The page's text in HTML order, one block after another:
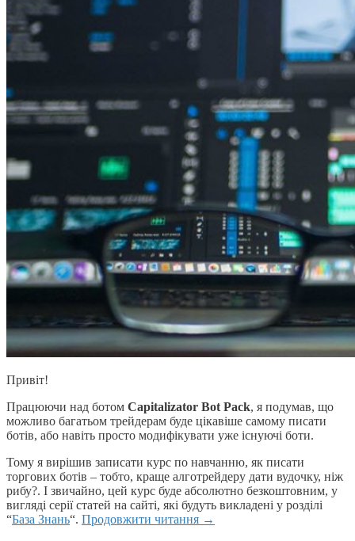
Привіт!
Працюючи над ботом Capitalizator Bot Pack, я подумав, що
можливо багатьом трейдерам буде цікавіше самому писати
ботів, або навіть просто модифікувати уже існуючі боти.
Тому я вирішив записати курс по навчанню, як писати
торгових ботів – тобто, краще алготрейдеру дати вудочку, ніж
рибу?. І звичайно, цей курс буде абсолютно безкоштовним, у
вигляді серії статей на сайті, які будуть викладені у розділі
“База Знань“. Продовжити читання →